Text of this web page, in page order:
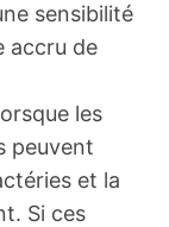
sensibilité
accru de
les
peuvent
et la
Si ces